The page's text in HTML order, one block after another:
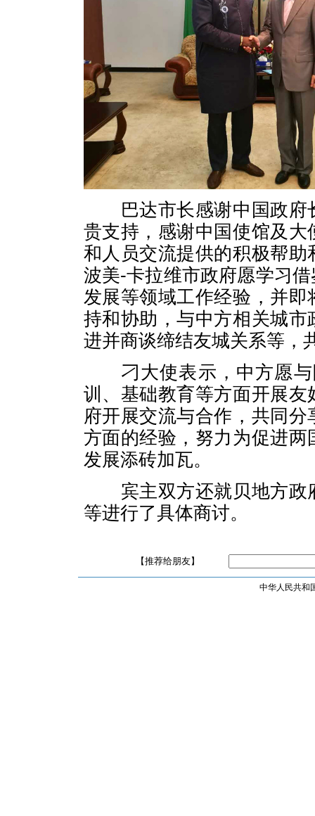
巴达市长感谢中国政府
贵支持，感谢中国使馆及
和人员交流提供的积极帮
波美-卡拉维市政府愿学习
发展等领域工作经验，并
持和协助，与中方相关城
进并商谈缔结友城关系等，
刁大使表示，中方愿与
训、基础教育等方面开展
府开展交流与合作，共同
方面的经验，努力为促进
发展添砖加瓦。
宾主双方还就贝地方政
等进行了具体商讨。
【推荐给朋友】
中华人民共和